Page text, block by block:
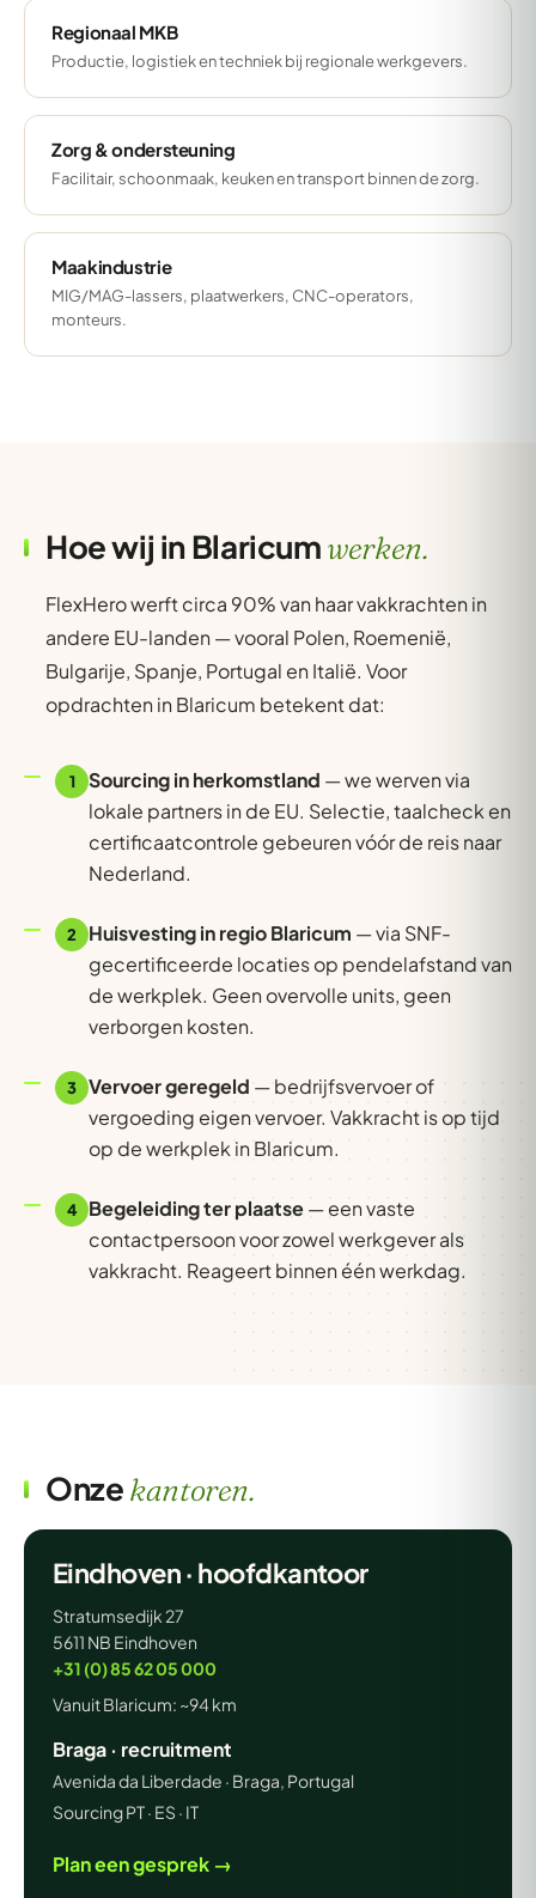
Regionaal MKB
Productie, logistiek en techniek bij regionale werkgevers.
Zorg & ondersteuning
Facilitair, schoonmaak, keuken en transport binnen de zorg.
Maakindustrie
MIG/MAG-lassers, plaatwerkers, CNC-operators,
monteurs.
Hoe wij in Blaricumwerken.
FlexHero werft circa 90% van haar vakkrachten in
andere EU-landen — vooral Polen, Roemenië,
Bulgarije, Spanje, Portugal en Italië. Voor
opdrachten in Blaricum betekent dat:
1 Sourcing in herkomstland — we werven via
lokale partners in de EU. Selectie, taalcheck en
certificaatcontrole gebeuren vóór de reis naar
Nederland.
2 Huisvesting in regio Blaricum — via SNF-
gecertificeerde locaties op pendelafstand van
de werkplek. Geen overvolle units, geen
verborgen kosten.
3 Vervoer geregeld — bedrijfsvervoer of
vergoeding eigen vervoer. Vakkracht is op tijd
op de werkplek in Blaricum.
4 Begeleiding ter plaatse— een vaste
contactpersoon voor zowel werkgever als
vakkracht. Reageert binnen één werkdag.
Onzekantoren.
Eindhoven · hoofdkantoor
Stratumsedijk 27
5611 NB Eindhoven
+31 (0) 85 62 05 000
Vanuit Blaricum: ~94 km
Braga · recruitment
Avenida da Liberdade · Braga, Portugal
Sourcing PT · ES · IT
Plan een gesprek →